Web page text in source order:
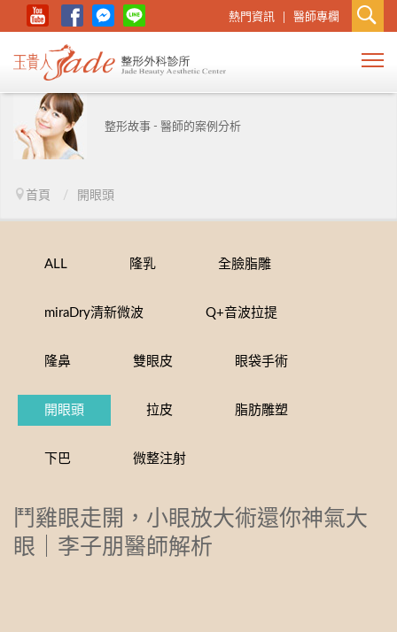
熱門資訊 醫師專欄
整形故事 - 醫師的案例分析
首頁 / 開眼頭
ALL 隆乳 全臉脂雕
miraDry清新微波 Q+音波拉提
隆鼻 雙眼皮 眼袋手術
開眼頭 拉皮 脂肪雕塑
下巴 微整注射
鬥雞眼走開，小眼放大術還你神氣大
眼｜李子朋醫師解析